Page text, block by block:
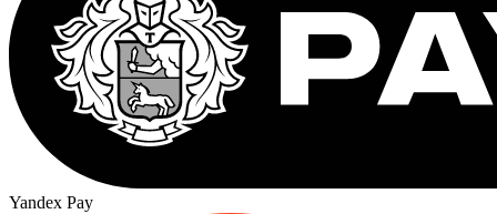
Yandex Pay